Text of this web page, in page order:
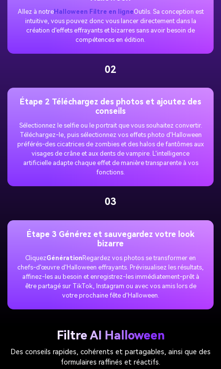
Allez à notreHalloween Filtre en ligneOutils. Sa conception est
intuitive, vous pouvez donc vous lancer directement dans la
création d'effets effrayants et bizarres sans avoir besoin de
compétences en édition.
02
Étape 2 Téléchargez des photos et ajoutez des
conseils
Sélectionnez le selfie ou le portrait que vous souhaitez convertir.
Téléchargez-le, puis sélectionnez vos effets photo d'Halloween
préférés-des cicatrices de zombies et des halos de fantômes aux
visages de crâne et aux dents de vampire. L'intelligence
artificielle adapte chaque effet de manière transparente à vos
fonctions.
03
Étape 3 Générez et sauvegardez votre look
bizarre
CliquezGénérationRegardez vos photos se transformer en
chefs-d'œuvre d'Halloween effrayants. Prévisualisez les résultats,
affinez-les au besoin et enregistrez-les immédiatement-prêt à
être partagé sur TikTok, Instagram ou avec vos amis lors de
votre prochaine fête d'Halloween.
Filtre AI Halloween
Des conseils rapides, cohérents et partagables, ainsi que des
formulaires raffinés et réactifs.